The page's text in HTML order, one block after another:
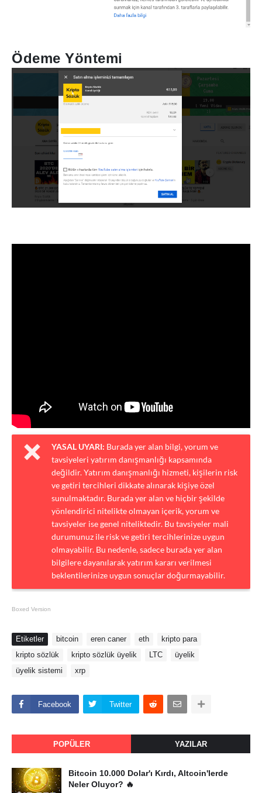
Ödeme Yöntemi
YASAL UYARI: Burada yer alan bilgi, yorum ve
tavsiyeleri yatırım danışmanlığı kapsamında
değildir. Yatırım danışmanlığı hizmeti, kişilerin risk
ve getiri tercihleri dikkate alınarak kişiye özel
sunulmaktadır. Burada yer alan ve hiçbir şekilde
yönlendirici nitelikte olmayan içerik, yorum ve
tavsiyeler ise genel niteliktedir. Bu tavsiyeler mali
durumunuz ile risk ve getiri tercihlerinize uygun
olmayabilir. Bu nedenle, sadece burada yer alan
bilgilere dayanılarak yatırım kararı verilmesi
beklentilerinize uygun sonuçlar doğurmayabilir.
Boxed Version
Etiketler bitcoin eren caner eth
kripto para
kripto sözlük
kripto sözlük üyelik LTC
üyelik
üyelik sistemi
xrp
Facebook Twitter
POPÜLER YAZILAR
Bitcoin 10.000 Dolar'ı Kırdı, Altcoin'lerde
Neler Oluyor? 🔥